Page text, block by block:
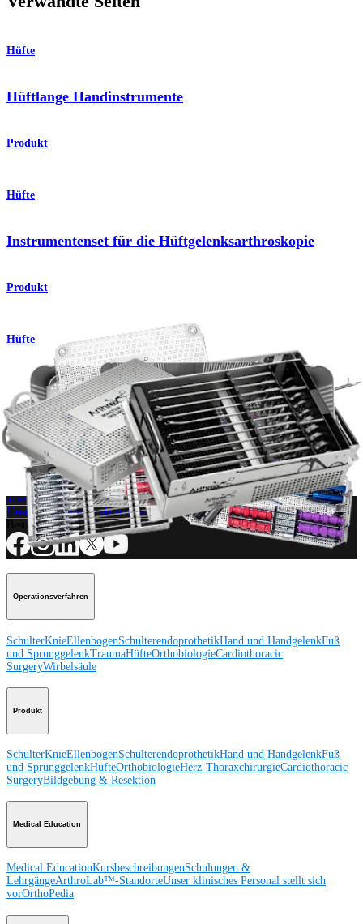
Hüfte
Hüftlange Handinstrumente
Produkt
Hüfte
Instrumentenset für die Hüftgelenksarthroskopie
Produkt
Hüfte
Handinstrumentenset für die Hüftarthroskopie
Produkt
Wie können wir Ihnen helfen?
Medizinproduktberater:in kontaktieren
Veranstaltungen, Lab-Vorführungen und Schulungsmöglichkeiten
ansehen
Unseren Newsletter abonnieren
Besuchen Sie uns
Operationsverfahren
SchulterKnieEllenbogenSchulterendoprothetikHand und HandgelenkFuß
und SprunggelenkTraumaHüfteOrthobiologieCardiothoracic
SurgeryWirbelsäule
Produkt
SchulterKnieEllenbogenSchulterendoprothetikHand und HandgelenkFuß
und SprunggelenkHüfteOrthobiologieHerz-ThoraxchirurgieCardiothoracic
SurgeryBildgebung & Resektion
Medical Education
Medical EducationKursbeschreibungenSchulungen &
LehrgängeArthroLab™-StandorteUnser klinisches Personal stellt sich
vorOrthoPedia